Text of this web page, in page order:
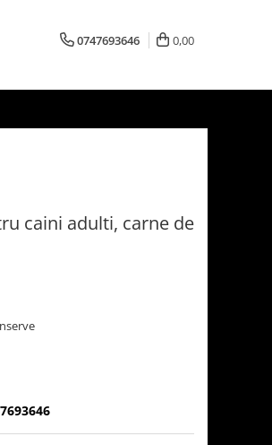
0747693646 0,00
caini adulti, carne de